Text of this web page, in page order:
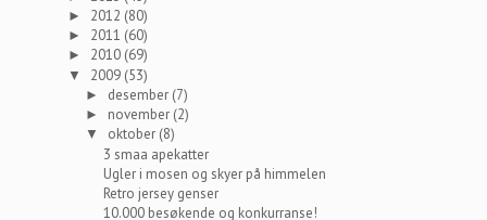
► 2012 (80)
► 2011 (60)
► 2010 (69)
▼ 2009 (53)
► desember (7)
► november (2)
▼ oktober (8)
3 smaa apekatter
Ugler i mosen og skyer på himmelen
Retro jersey genser
10.000 besøkende og konkurranse!